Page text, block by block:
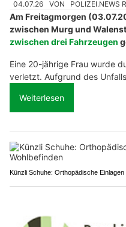
04.07.26 VON POLIZEI.NEWS
Am Freitagmorgen
zwischen Murg und
zwischen drei Fahrzeugen
Eine 20-jährige Frau wurde
verletzt. Aufgrund des
Weiterlesen
Künzli Schuhe: Orthopädische